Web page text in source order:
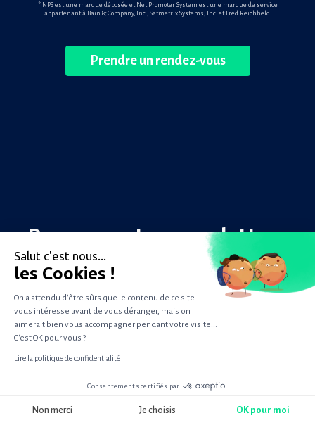
* NPS est une marque déposée et Net Promoter System est une marque de service
appartenant à Bain & Company, Inc., Satmetrix Systems, Inc. et Fred Reichheld.
Prendre un rendez-vous
Recevez notre newsletter
WizTips
1 conseil par semaine pour manager
efficacement votre satisfaction client.
Email professionnel
Salut c'est nous...
les Cookies !
On a attendu d'être sûrs que le contenu de ce site
vous intéresse avant de vous déranger, mais on
aimerait bien vous accompagner pendant votre visite...
C'est OK pour vous ?
Lire la politique de confidentialité
Consentements certifiés par
Non merci Je choisis OK pour moi